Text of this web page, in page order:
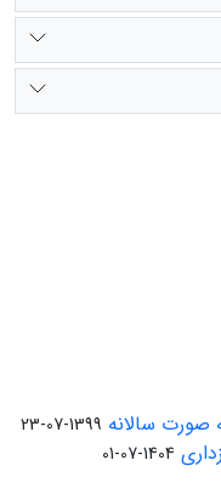
صورت سالانه 1399-07-23
1404-07-01